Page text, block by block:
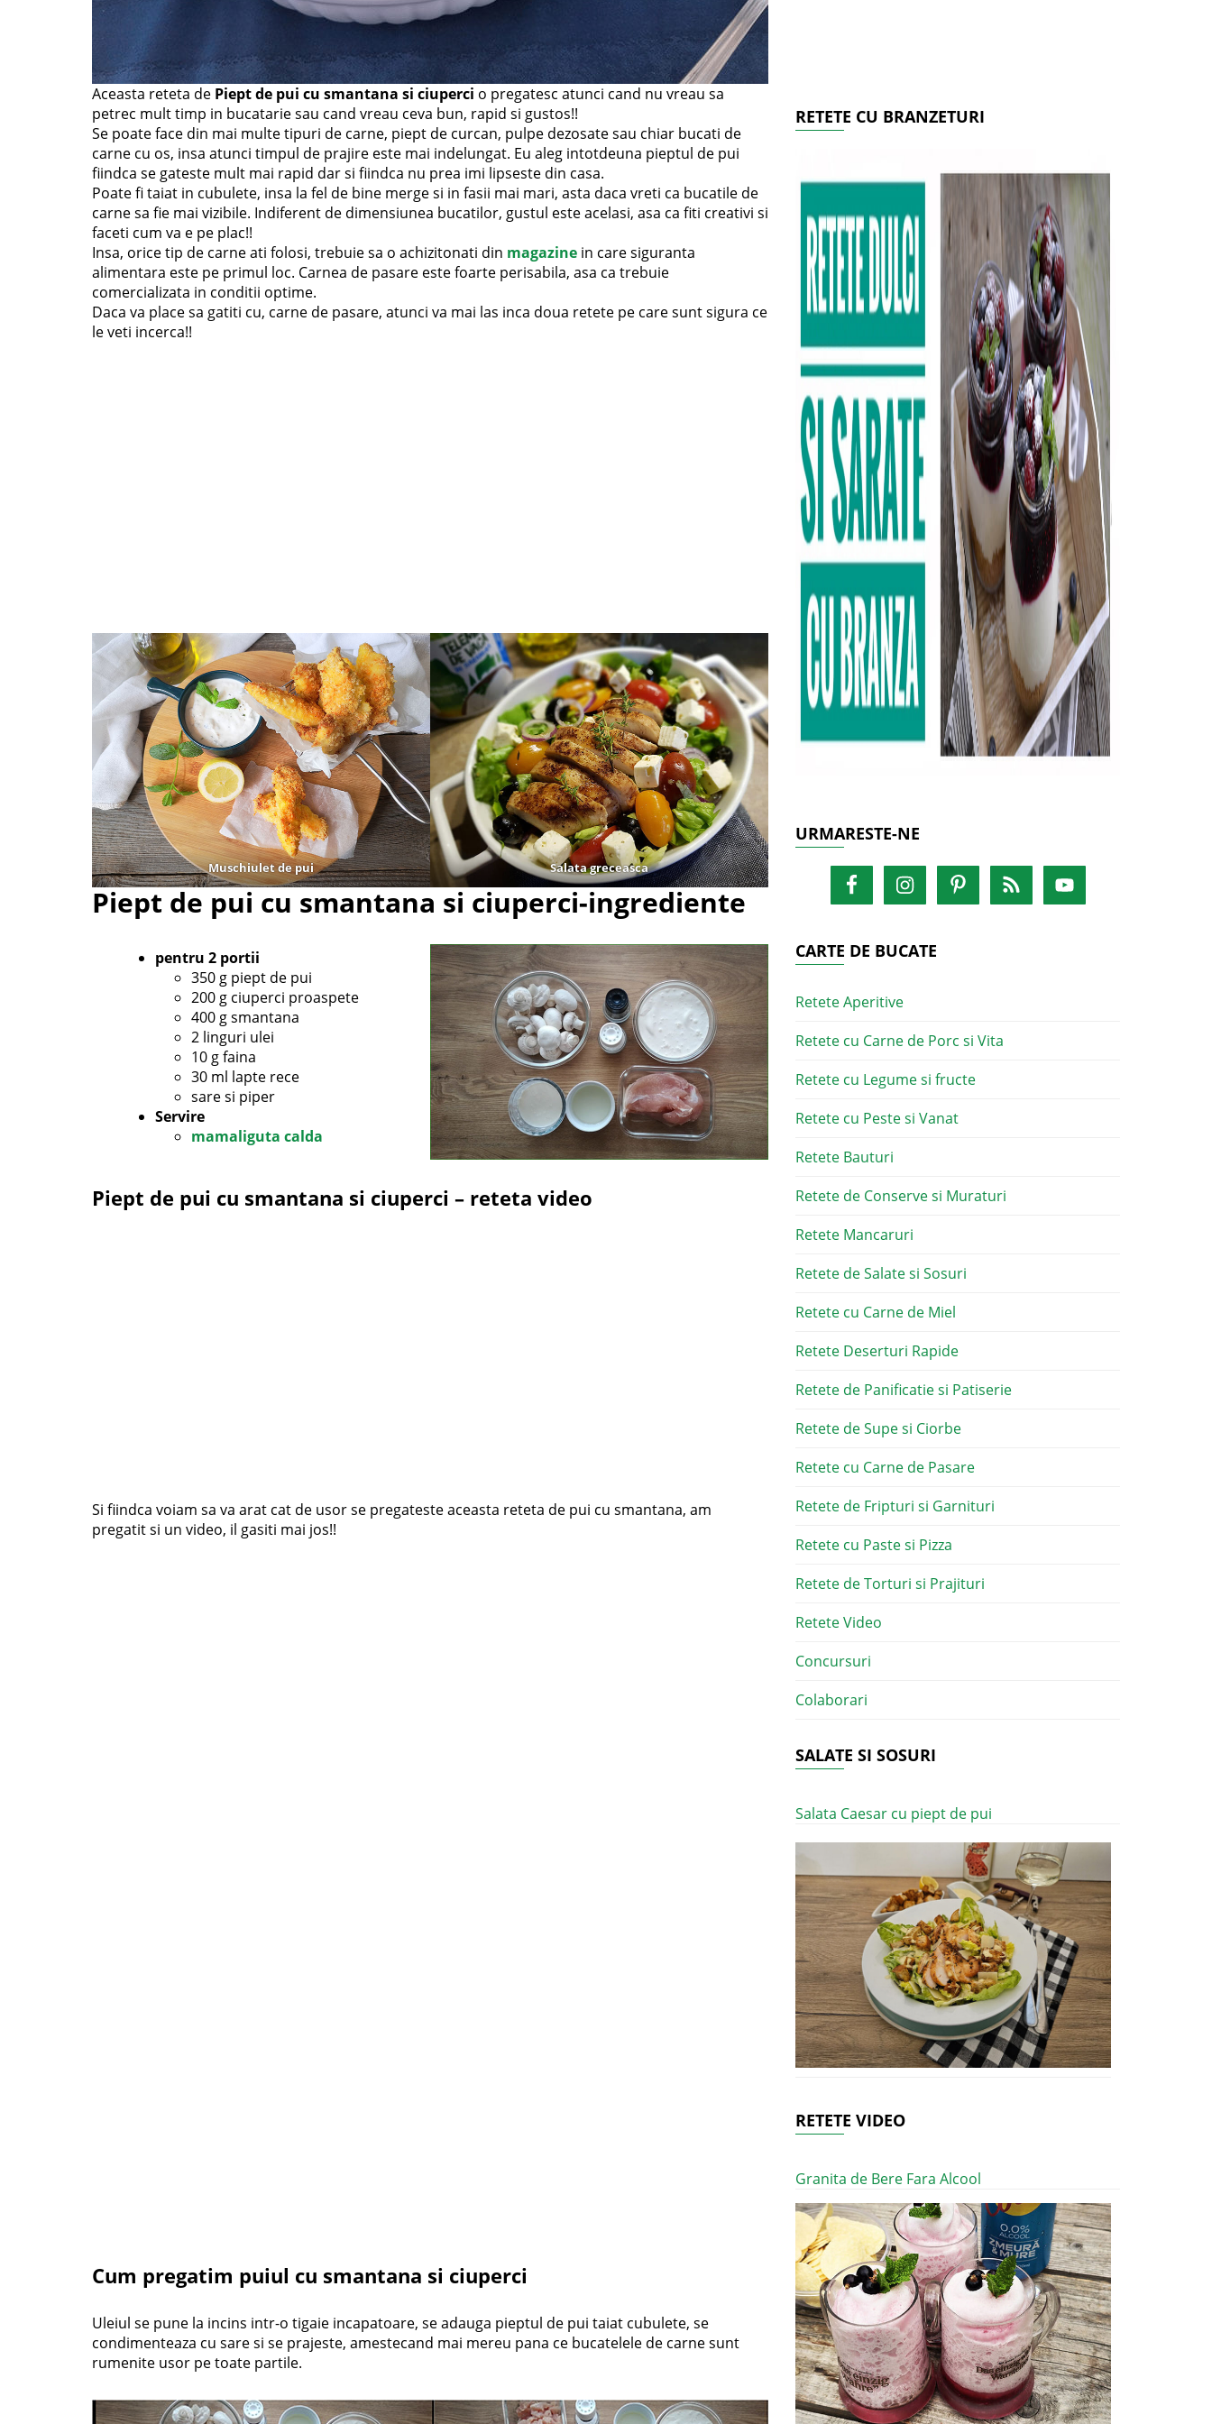
Aceasta reteta de Piept de pui cu smantana si ciuperci o pregatesc atunci cand nu vreau sa
petrec mult timp in bucatarie sau cand vreau ceva bun, rapid si gustos!!
Se poate face din mai multe tipuri de carne, piept de curcan, pulpe dezosate sau chiar bucati de
carne cu os, insa atunci timpul de prajire este mai indelungat. Eu aleg intotdeuna pieptul de pui
fiindca se gateste mult mai rapid dar si fiindca nu prea imi lipseste din casa.
Poate fi taiat in cubulete, insa la fel de bine merge si in fasii mai mari, asta daca vreti ca bucatile de
carne sa fie mai vizibile. Indiferent de dimensiunea bucatilor, gustul este acelasi, asa ca fiti creativi si
faceti cum va e pe plac!!
Insa, orice tip de carne ati folosi, trebuie sa o achizitonati din magazine in care siguranta
alimentara este pe primul loc. Carnea de pasare este foarte perisabila, asa ca trebuie
comercializata in conditii optime.
Daca va place sa gatiti cu, carne de pasare, atunci va mai las inca doua retete pe care sunt sigura ce
le veti incerca!!
Muschiulet de pui Salata greceasca
Piept de pui cu smantana si ciuperci-ingrediente
pentru 2 portii
350 g piept de pui
200 g ciuperci proaspete
400 g smantana
2 linguri ulei
10 g faina
30 ml lapte rece
sare si piper
Servire
mamaliguta calda
Piept de pui cu smantana si ciuperci – reteta video
Si fiindca voiam sa va arat cat de usor se pregateste aceasta reteta de pui cu smantana, am
pregatit si un video, il gasiti mai jos!!
Cum pregatim puiul cu smantana si ciuperci
Uleiul se pune la incins intr-o tigaie incapatoare, se adauga pieptul de pui taiat cubulete, se
condimenteaza cu sare si se prajeste, amestecand mai mereu pana ce bucatelele de carne sunt
rumenite usor pe toate partile.
RETETE CU BRANZETURI
URMARESTE-NE
CARTE DE BUCATE
Retete Aperitive
Retete cu Carne de Porc si Vita
Retete cu Legume si fructe
Retete cu Peste si Vanat
Retete Bauturi
Retete de Conserve si Muraturi
Retete Mancaruri
Retete de Salate si Sosuri
Retete cu Carne de Miel
Retete Deserturi Rapide
Retete de Panificatie si Patiserie
Retete de Supe si Ciorbe
Retete cu Carne de Pasare
Retete de Fripturi si Garnituri
Retete cu Paste si Pizza
Retete de Torturi si Prajituri
Retete Video
Concursuri
Colaborari
SALATE SI SOSURI
Salata Caesar cu piept de pui
RETETE VIDEO
Granita de Bere Fara Alcool